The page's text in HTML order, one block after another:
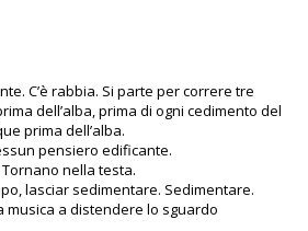
C’è rabbia. Si parte per correre tre
dell’alba, prima di ogni cedimento del
prima dell’alba.
pensiero edificante.
nella testa.
lasciar sedimentare. Sedimentare.
musica a distendere lo sguardo